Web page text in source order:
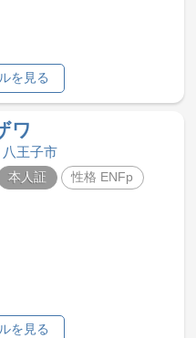
を見る
ワ
王子市
本人証 性格 ENFp
を見る